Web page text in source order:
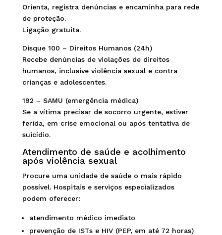
Orienta, registra denúncias e encaminha para rede
de proteção.
Ligação gratuita.
Disque 100 – Direitos Humanos (24h)
Recebe denúncias de violações de direitos
humanos, inclusive violência sexual e contra
crianças e adolescentes.
192 – SAMU (emergência médica)
Se a vítima precisar de socorro urgente, estiver
ferida, em crise emocional ou após tentativa de
suicídio.
Atendimento de saúde e acolhimento
após violência sexual
Procure uma unidade de saúde o mais rápido
possível. Hospitais e serviços especializados
podem oferecer:
atendimento médico imediato
prevenção de ISTs e HIV (PEP, em até 72 horas)